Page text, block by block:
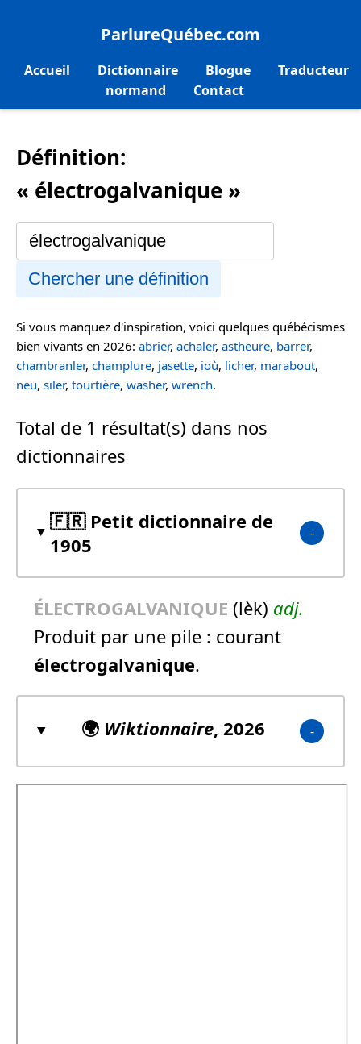
ParlureQuébec.com
Accueil Dictionnaire Blogue
Traducteur
normand
Contact
Définition:
« électrogalvanique »
Chercher une définition
Si vous manquez d'inspiration, voici quelques québécismes
bien vivants en 2026: abrier, achaler, astheure, barrer,
chambranler, champlure, jasette, ioù, licher, marabout,
neu, siler, tourtière, washer, wrench.
Total de 1 résultat(s) dans nos
dictionnaires
🇫🇷 Petit dictionnaire de
1905
ÉLECTROGALVANIQUE (lèk) adj.
Produit par une pile : courant
électrogalvanique.
🌍 Wiktionnaire, 2026